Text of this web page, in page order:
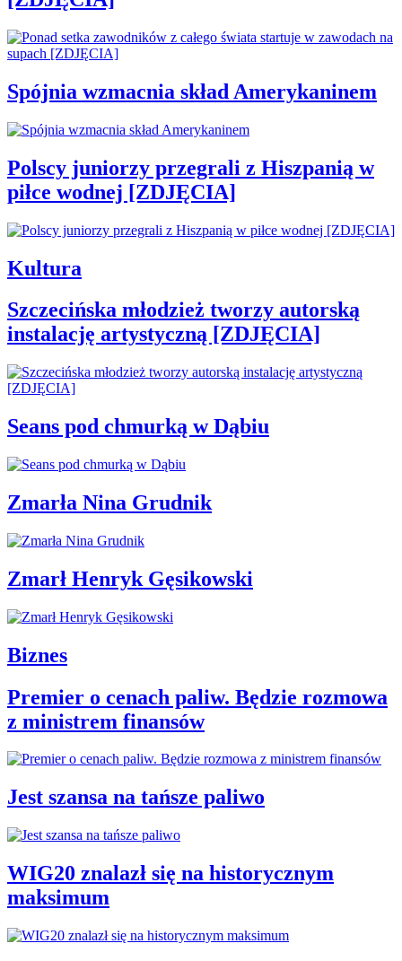
Spójnia wzmacnia skład Amerykaninem
Polscy juniorzy przegrali z Hiszpanią w
piłce wodnej [ZDJĘCIA]
Kultura
Szczecińska młodzież tworzy autorską
instalację artystyczną [ZDJĘCIA]
Seans pod chmurką w Dąbiu
Zmarła Nina Grudnik
Zmarł Henryk Gęsikowski
Biznes
Premier o cenach paliw. Będzie rozmowa
z ministrem finansów
Jest szansa na tańsze paliwo
WIG20 znalazł się na historycznym
maksimum